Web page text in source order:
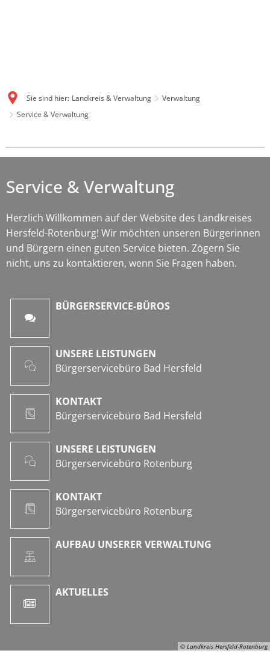
Sie sind hier: Landkreis & Verwaltung
Verwaltung
Service & Verwaltung
Service
Verwaltung
© Landkreis Hersfeld-Rotenburg
Service & Verwaltung
Herzlich Willkommen auf der Website des Landkreises
Hersfeld-Rotenburg! Wir möchten unseren Bürgerinnen
und Bürgern einen guten Service bieten. Zögern Sie
nicht, uns zu kontaktieren, wenn Sie Fragen haben.
BÜRGERSERVICE-BÜROS
UNSERE LEISTUNGEN
Bürgerservicebüro Bad Hersfeld
KONTAKT
Bürgerservicebüro Bad Hersfeld
UNSERE LEISTUNGEN
Bürgerservicebüro Rotenburg
KONTAKT
Bürgerservicebüro Rotenburg
AUFBAU UNSERER VERWALTUNG
AKTUELLES